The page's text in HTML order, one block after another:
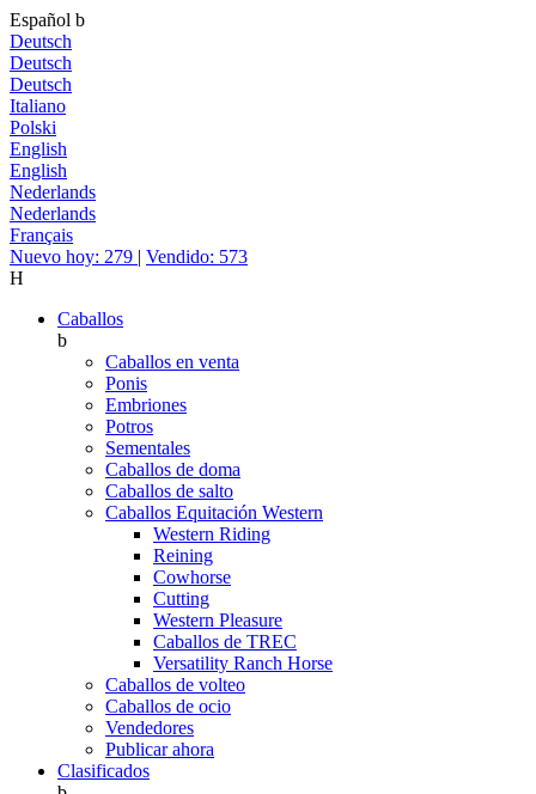
Español b
Deutsch
Deutsch
Deutsch
Italiano
Polski
English
English
Nederlands
Nederlands
Français
Nuevo hoy: 279 | Vendido: 573
H
Caballos
b
Caballos en venta
Ponis
Embriones
Potros
Sementales
Caballos de doma
Caballos de salto
Caballos Equitación Western
Western Riding
Reining
Cowhorse
Cutting
Western Pleasure
Caballos de TREC
Versatility Ranch Horse
Caballos de volteo
Caballos de ocio
Vendedores
Publicar ahora
Clasificados